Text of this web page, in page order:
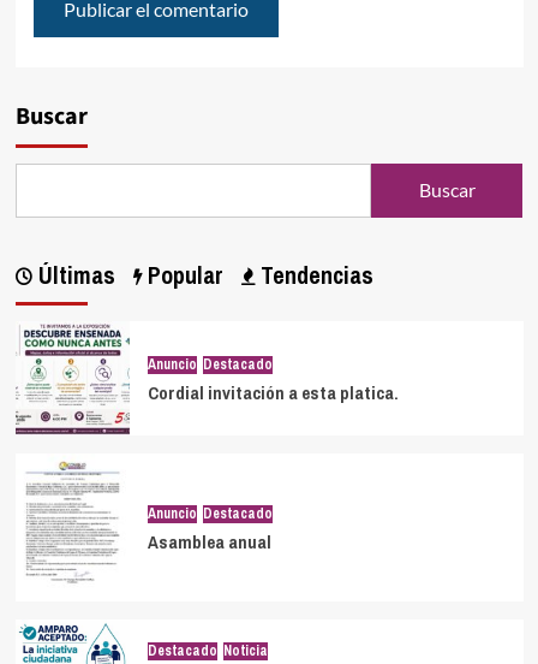
Buscar
Buscar
Últimas Popular Tendencias
Anuncio Destacado
Cordial invitación a esta platica.
Anuncio Destacado
Asamblea anual
Destacado Noticia